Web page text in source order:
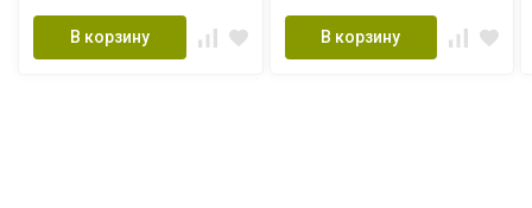
В корзину В корзину